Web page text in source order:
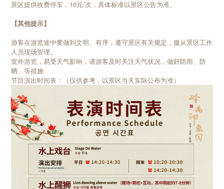
景区提供收费停车，10元/次，具体标准以景区公告为准。
【其他提示】
游客在游览途中要做到文明、有序，遵守景区有关规定，服从景区工作
人员现场管理。
室外游览，易受天气影响，请游客及时关注天气状况，做好防雨、防
晒、等措施
节目演出时间表：（仅供参考，以景区当天实际公布为准）